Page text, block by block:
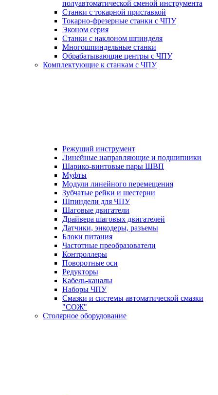
полуавтоматической сменой инструмента
Станки с токарной приставкой
Токарно-фрезерные станки с ЧПУ
Эконом серия
Станки с наклоном шпинделя
Многошпиндельные станки
Обрабатывающие центры с ЧПУ
Комплектующие к станкам с ЧПУ
Режущий инструмент
Линейные направляющие и подшипники
Шарико-винтовые пары ШВП
Муфты
Модули линейного перемещения
Зубчатые рейки и шестерни
Шпиндели для ЧПУ
Шаговые двигатели
Драйвера шаговых двигателей
Датчики, энкодеры, разъемы
Блоки питания
Частотные преобразователи
Контроллеры
Поворотные оси
Редукторы
Кабель-каналы
Наборы ЧПУ
Смазки и системы автоматической смазки
"СОЖ"
Столярное оборудование